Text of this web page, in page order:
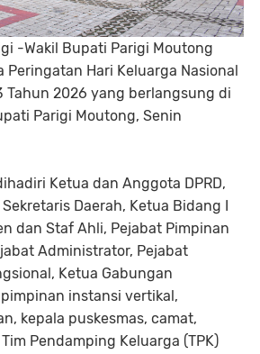
-Wakil Bupati Parigi Moutong
Peringatan Hari Keluarga Nasional
Tahun 2026 yang berlangsung di
Parigi Moutong, Senin
Ketua dan Anggota DPRD,
Daerah, Ketua Bidang I
dan Staf Ahli, Pejabat Pimpinan
Administrator, Pejabat
Ketua Gabungan
instansi vertikal,
kepala puskesmas, camat,
Pendamping Keluarga (TPK)